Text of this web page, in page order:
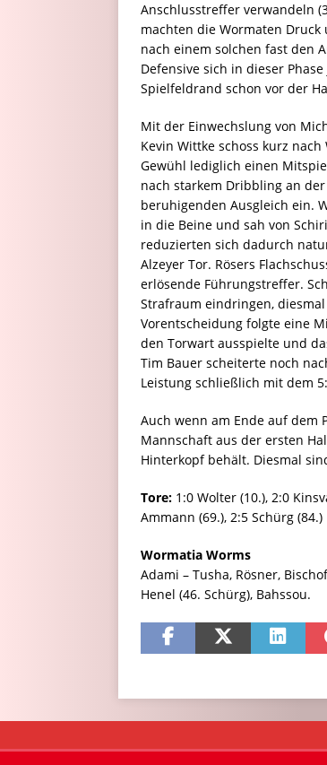
Anschlusstreffer verwandeln
machten die Wormaten
nach einem solchen fast den
Defensive sich in dieser
Spielfeldrand schon vor der
Mit der Einwechslung von
Kevin Wittke schoss kurz
Gewühl lediglich einen
nach starkem Dribbling an
beruhigenden Ausgleich ein.
in die Beine und sah von
reduzierten sich dadurch
Alzeyer Tor. Rösers
erlösende Führungstreffer.
Strafraum eindringen,
Vorentscheidung folgte eine
den Torwart ausspielte und
Tim Bauer scheiterte noch
Leistung schließlich mit dem
Auch wenn am Ende auf dem
Mannschaft aus der ersten
Hinterkopf behält. Diesmal
Tore: 1:0 Wolter (10.), 2:0
Ammann (69.), 2:5 Schürg (84.)
Wormatia Worms
Adami – Tusha, Rösner,
Henel (46. Schürg), Bahssou.